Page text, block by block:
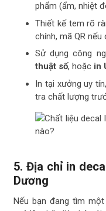
phẩm (ẩm, nhiệt
Thiết kế tem rõ
chính, mã QR nếu
Sử dụng công
thuật số, hoặc in
In tại xưởng uy
tra chất lượng
5. Địa chỉ in
Dương
Nếu bạn đang tìm